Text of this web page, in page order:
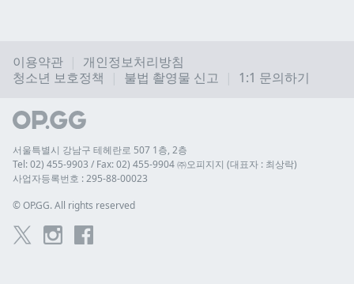
이용약관
개인정보처리방침
청소년 보호정책
불법 촬영물 신고 1:1 문의하기
서울특별시 강남구 테헤란로 507 1층, 2층
Tel: 02) 455-9903 / Fax: 02) 455-9904 ㈜오피지지 (대표자 : 최상락)
사업자등록번호 : 295-88-00023
© OP.GG. All rights reserved